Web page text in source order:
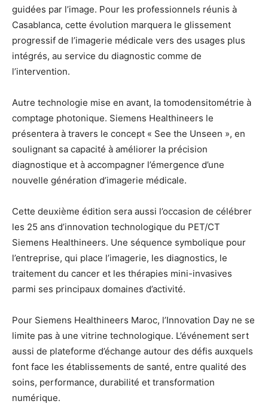
guidées par l’image. Pour les professionnels réunis à
Casablanca, cette évolution marquera le glissement
progressif de l’imagerie médicale vers des usages plus
intégrés, au service du diagnostic comme de
l’intervention.
Autre technologie mise en avant, la tomodensitométrie à
comptage photonique. Siemens Healthineers le
présentera à travers le concept « See the Unseen », en
soulignant sa capacité à améliorer la précision
diagnostique et à accompagner l’émergence d’une
nouvelle génération d’imagerie médicale.
Cette deuxième édition sera aussi l’occasion de célébrer
les 25 ans d’innovation technologique du PET/CT
Siemens Healthineers. Une séquence symbolique pour
l’entreprise, qui place l’imagerie, les diagnostics, le
traitement du cancer et les thérapies mini-invasives
parmi ses principaux domaines d’activité.
Pour Siemens Healthineers Maroc, l’Innovation Day ne se
limite pas à une vitrine technologique. L’événement sert
aussi de plateforme d’échange autour des défis auxquels
font face les établissements de santé, entre qualité des
soins, performance, durabilité et transformation
numérique.